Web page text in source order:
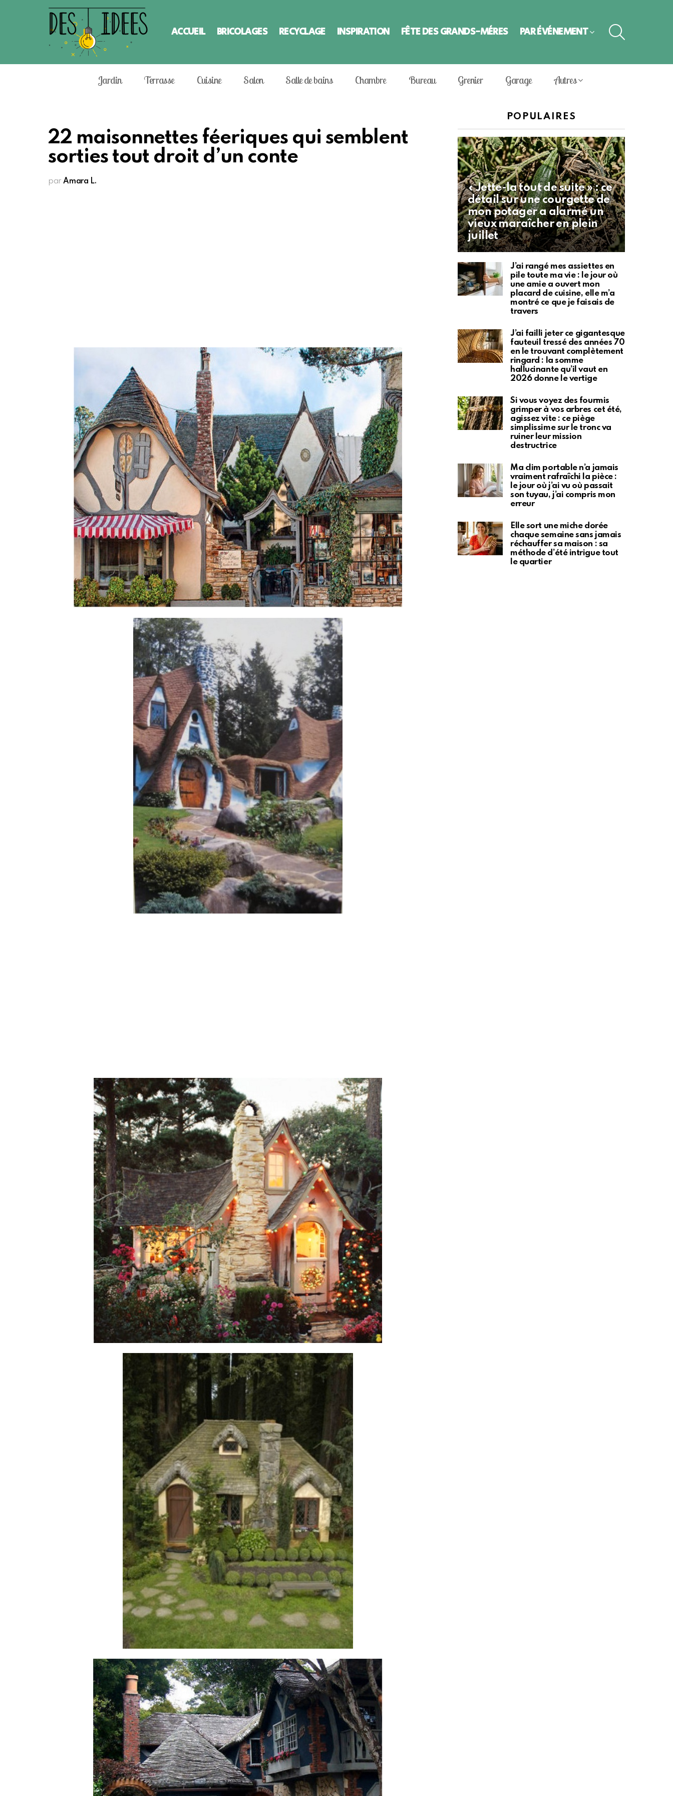
ACCUEIL BRICOLAGES RECYCLAGE INSPIRATION FÊTE DES GRANDS-MÈRES PAR ÉVÈNEMENT
Jardin Terrasse Cuisine Salon Salle de bains Chambre Bureau Grenier Garage Autres
22 maisonnettes féeriques qui semblent
sorties tout droit d’un conte
par Amara L.
POPULAIRES
« Jette-la tout de suite » : ce
détail sur une courgette de
mon potager a alarmé un
vieux maraîcher en plein
juillet
J’ai rangé mes assiettes en
pile toute ma vie : le jour où
une amie a ouvert mon
placard de cuisine, elle m’a
montré ce que je faisais de
travers
J’ai failli jeter ce gigantesque
fauteuil tressé des années 70
en le trouvant complètement
ringard : la somme
hallucinante qu’il vaut en
2026 donne le vertige
Si vous voyez des fourmis
grimper à vos arbres cet été,
agissez vite : ce piège
simplissime sur le tronc va
ruiner leur mission
destructrice
Ma clim portable n’a jamais
vraiment rafraîchi la pièce :
le jour où j’ai vu où passait
son tuyau, j’ai compris mon
erreur
Elle sort une miche dorée
chaque semaine sans jamais
réchauffer sa maison : sa
méthode d’été intrigue tout
le quartier